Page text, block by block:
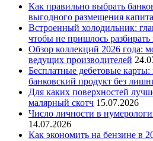
Как правильно выбрать
выгодного размещения
Встроенный холодильник:
чтобы не пришлось
Обзор коллекций 2026 года:
ведущих производителей
Бесплатные дебетовые
банковский продукт без
Для каких поверхностей
малярный скотч 15.07.2026
Число личности в
14.07.2026
Как экономить на бензине в